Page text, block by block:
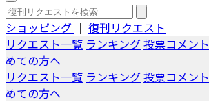
ショッピング ｜ 復刊リクエスト
リクエスト一覧 ランキング投票コメント
めての方へ
リクエスト一覧 ランキング投票コメント
めての方へ